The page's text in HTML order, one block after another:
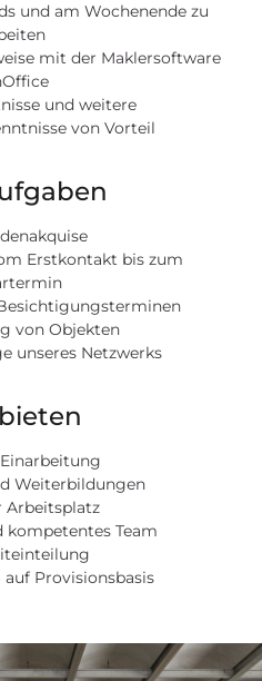
und am Wochenende zu
mit der Maklersoftware
und weitere
von Vorteil
Erstkontakt bis zum
von Objekten
unseres Netzwerks
Weiterbildungen
Arbeitsplatz
kompetentes Team
Provisionsbasis